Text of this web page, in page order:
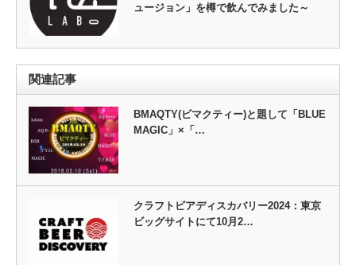
ュージョン」を樽で飲んでみました～
関連記事
BMAQTY(ビマクティー)と題して「BLUE
MAGIC」×「…
クラフトビアディスカバリー2024：東京
ビッグサイトにて10月2…